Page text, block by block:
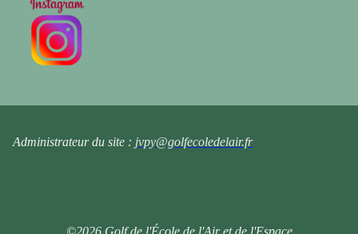
Administrateur du site : jvpy@golfecoledelair.fr